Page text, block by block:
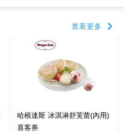
查看更多
哈根達斯 冰淇淋舒芙蕾(內用)
喜客券